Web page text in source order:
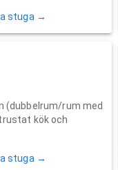
stuga →
(dubbelrum/rum med
kök och
stuga →